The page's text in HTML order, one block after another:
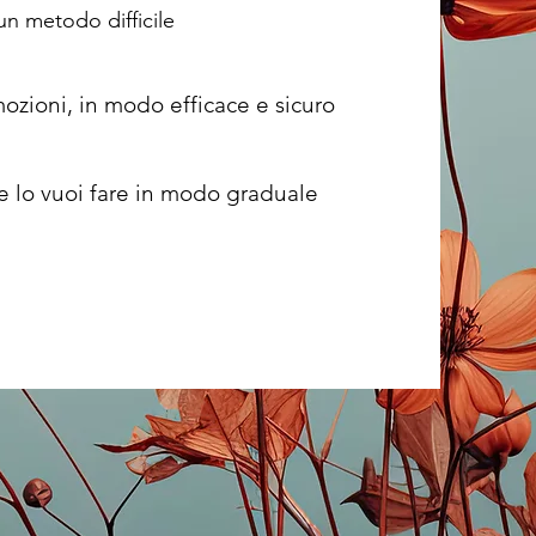
metodo difficile
in modo efficace e sicuro
lo vuoi fare in modo graduale